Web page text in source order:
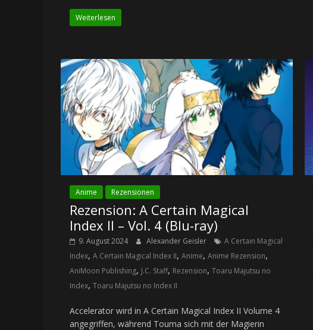
Weiterlesen
Anime Rezensionen
Rezension: A Certain Magical
Index II – Vol. 4 (Blu-ray)
9. August 2024 Alexander Geisler
A Certain Magical
Index, A Certain Magical Index II, Anime, Anime Rezension,
AniMoon Publishing, J.C. Staff, Rezension, Toaru Majutsu no
Index, Toaru Majutsu no Index II
Accelerator wird in A Certain Magical Index II Volume 4
angegriffen, während Touma sich mit der Magierin